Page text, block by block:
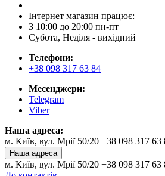
Інтернет магазин працює:
З 10:00 до 20:00 пн-пт
Субота, Неділя - вихідний
Телефони:
+38 098 317 63 84
Месенджери:
Telegram
Viber
Наша адреса:
м. Київ, вул. Мрії 50/20 +38 098 317 63
Наша адреса
м. Київ, вул. Мрії 50/20 +38 098 317 63